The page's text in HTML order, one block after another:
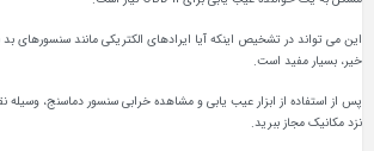
این می تواند در تشخیص اینکه آیا ایرادهای الکتریکی مانند
خیر، بسیار مفید است.
پس از استفاده از ابزار عیب یابی و مشاهده خرابی سنسور دماسنج، وسیله
نزد مکانیک مجاز ببرید.